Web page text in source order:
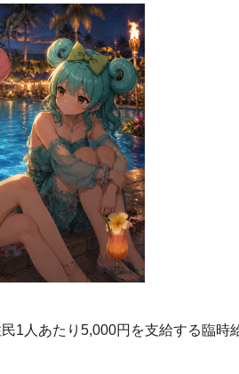
1人あたり5,000円を支給する臨時